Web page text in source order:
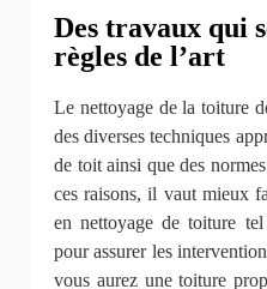
Des travaux qui
règles de l’art
Le nettoyage de la toiture
des diverses techniques
de toit ainsi que des
ces raisons, il vaut mieux
en nettoyage de toiture
pour assurer les
vous aurez une toiture